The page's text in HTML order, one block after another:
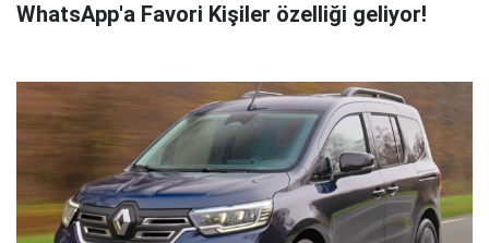
WhatsApp'a Favori Kişiler özelliği geliyor!